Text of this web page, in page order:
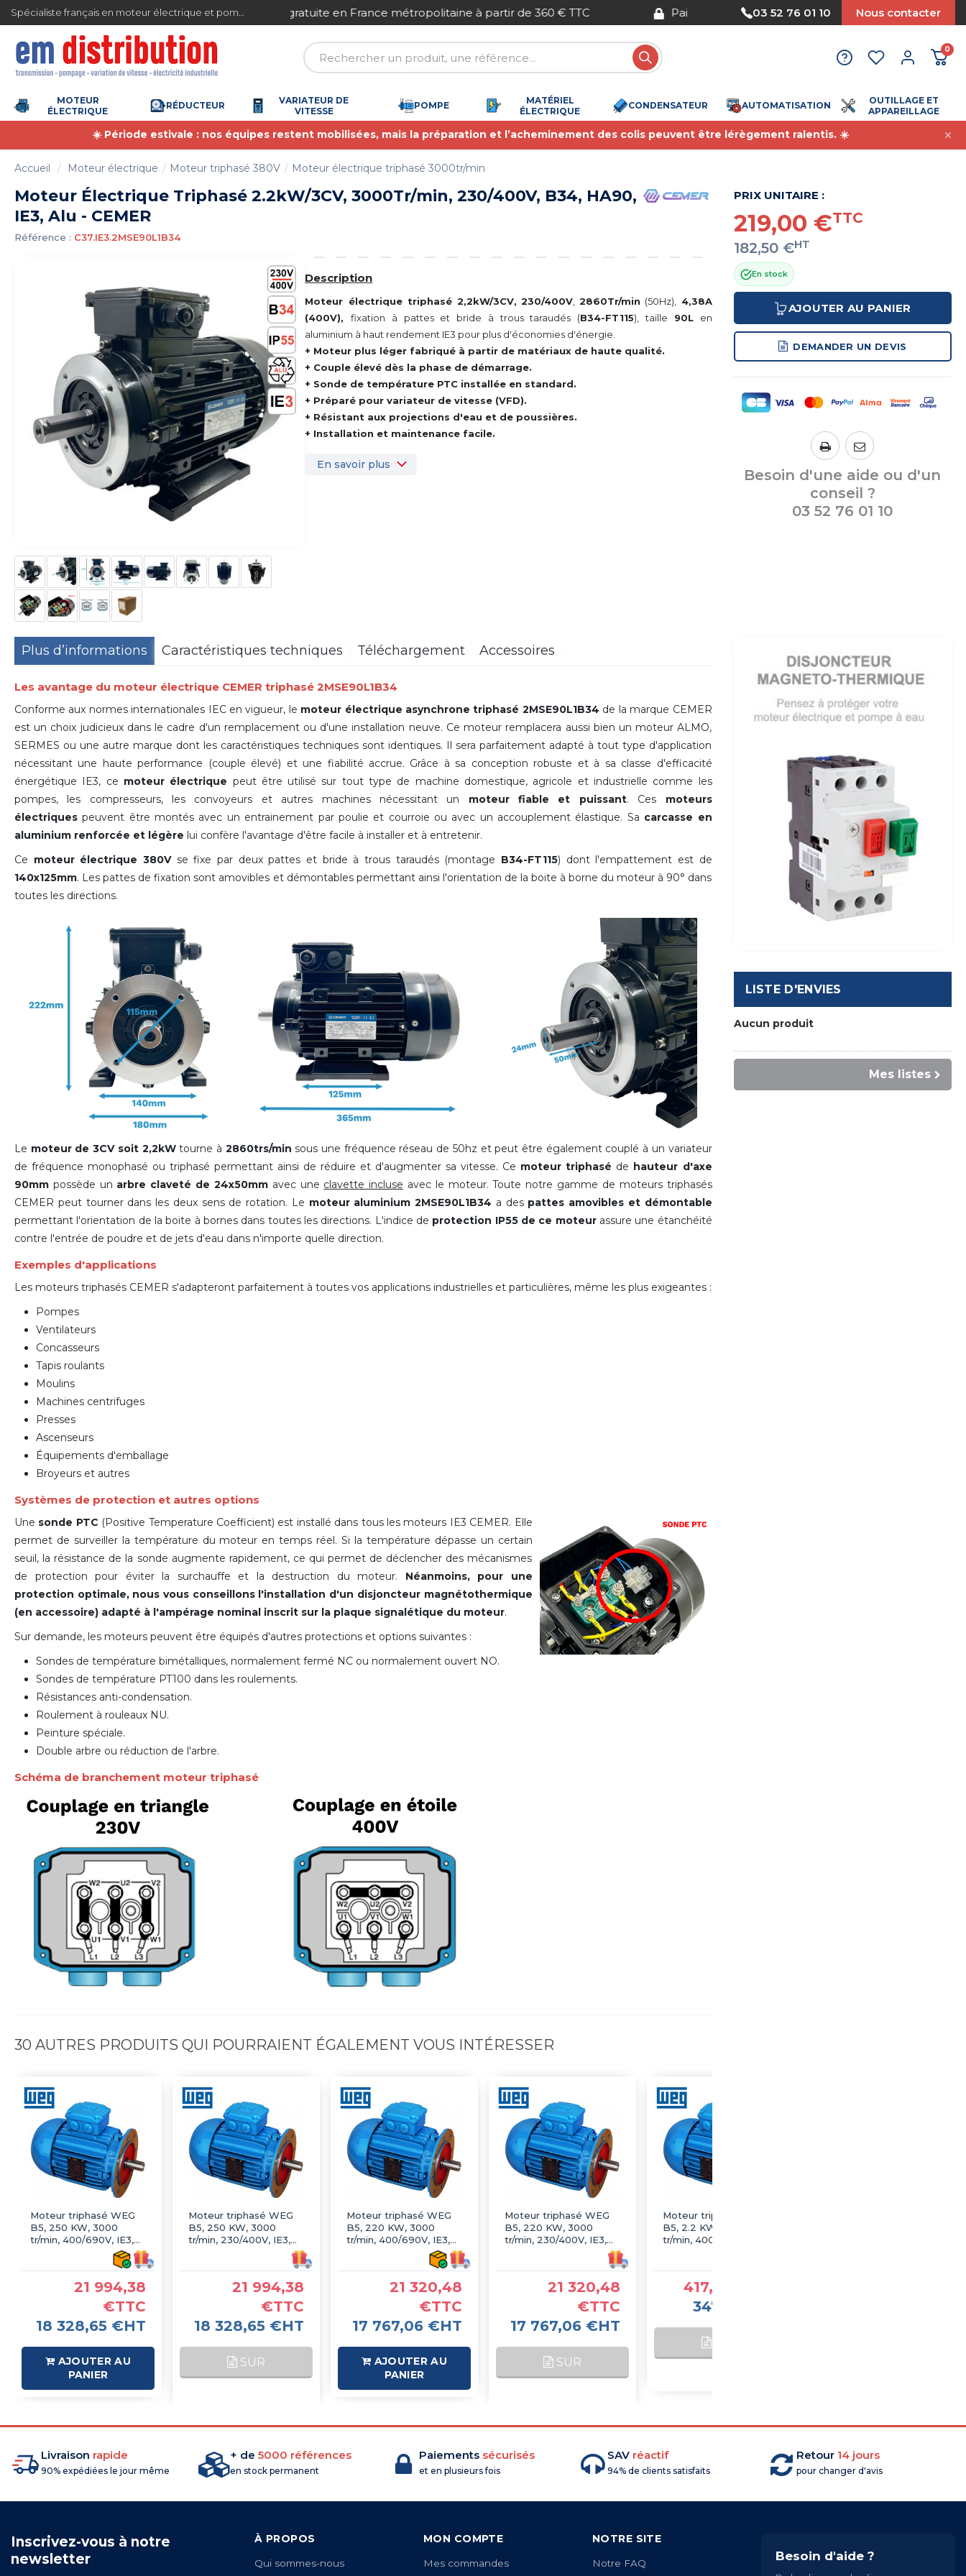
en France métropolitaine à partir de 360 € TTC Paiement sécurisé Nous acceptons le paiement par
03 52 76 01 10 Nous contacter
0
MOTEUR
ÉLECTRIQUE
RÉDUCTEUR
VARIATEUR DE
VITESSE
POMPE
MATÉRIEL
ÉLECTRIQUE
CONDENSATEUR AUTOMATISATION
OUTILLAGE ET
APPAREILLAGE
☀️ Période estivale : nos équipes restent mobilisées, mais la préparation et l’acheminement des colis peuvent être lérègement ralentis. ☀️
Accueil Moteur électrique Moteur triphasé 380V Moteur électrique triphasé 3000tr/min
Moteur Électrique Triphasé 2.2kW/3CV, 3000Tr/min, 230/400V, B34, HA90,
IE3, Alu - CEMER
Référence : C37.IE3.2MSE90L1B34
Description
Moteur électrique triphasé 2,2kW/3CV, 230/400V ,2860Tr/min (50Hz), 4,38A
(400V),fixation à pattes et bride à trous taraudés (B34-FT115), taille 90Len
aluminium à haut rendement IE3 pour plus d'économies d'énergie.
+ Moteur plus léger fabriqué à partir de matériaux de haute qualité.
+ Couple élevé dès la phase de démarrage.
+ Sonde de température PTC installée en standard.
+ Préparé pour variateur de vitesse (VFD).
+ Résistant aux projections d'eau et de poussières.
+ Installation et maintenance facile.
En savoir plus
PRIX UNITAIRE :
219,00 €TTC
182,50 €HT
En stock
AJOUTER AU PANIER
DEMANDER UN DEVIS
Besoin d'une aide ou d'un
conseil ?
03 52 76 01 10
Plus d’informations Caractéristiques techniques Téléchargement Accessoires
Les avantage du moteur électrique CEMER triphasé 2MSE90L1B34
Conforme aux normes internationales IEC en vigueur, le moteur électrique asynchrone triphasé 2MSE90L1B34 de la marque CEMER
est un choix judicieux dans le cadre d'un remplacement ou d'une installation neuve. Ce moteur remplacera aussi bien un moteur ALMO,
SERMES ou une autre marque dont les caractéristiques techniques sont identiques. Il sera parfaitement adapté à tout type d'application
nécessitant une haute performance (couple élevé) et une fiabilité accrue. Grâce à sa conception robuste et à sa classe d'efficacité
énergétique IE3, ce moteur électrique peut être utilisé sur tout type de machine domestique, agricole et industrielle comme les
pompes, les compresseurs, les convoyeurs et autres machines nécessitant un moteur fiable et puissant. Ces moteurs
électriques peuvent être montés avec un entrainement par poulie et courroie ou avec un accouplement élastique. Sa carcasse en
aluminium renforcée et légère lui confère l'avantage d'être facile à installer et à entretenir.
Ce moteur électrique 380Vse fixe par deux pattes et bride à trous taraudés (montage B34-FT115) dont l'empattement est de
140x125mm. Les pattes de fixation sont amovibles et démontables permettant ainsi l'orientation de la boite à borne du moteur à 90° dans
toutes les directions.
Le moteur de 3CV soit 2,2kWtourne à 2860trs/min sous une fréquence réseau de 50hz et peut être également couplé à un variateur
de fréquence monophasé ou triphasé permettant ainsi de réduire et d'augmenter sa vitesse. Ce moteur triphasé de hauteur d'axe
90mm possède un arbre claveté de 24x50mmavec une clavette incluse avec le moteur. Toute notre gamme de moteurs triphasés
CEMER peut tourner dans les deux sens de rotation. Le moteur aluminium 2MSE90L1B34 a des pattes amovibles et démontable
permettant l'orientation de la boite à bornes dans toutes les directions. L'indice de protection IP55 de ce moteurassure une étanchéité
contre l'entrée de poudre et de jets d'eau dans n'importe quelle direction.
Exemples d'applications
Les moteurs triphasés CEMER s'adapteront parfaitement à toutes vos applications industrielles et particulières, même les plus exigeantes :
Pompes
Ventilateurs
Concasseurs
Tapis roulants
Moulins
Machines centrifuges
Presses
Ascenseurs
Équipements d'emballage
Broyeurs et autres
Systèmes de protection et autres options
Une sonde PTC (Positive Temperature Coefficient) est installé dans tous les moteurs IE3 CEMER. Elle
permet de surveiller la température du moteur en temps réel. Si la température dépasse un certain
seuil, la résistance de la sonde augmente rapidement, ce qui permet de déclencher des mécanismes
de protection pour éviter la surchauffe et la destruction du moteur. Néanmoins, pour une
protection optimale, nous vous conseillons l'installation d'un disjoncteur magnétothermique
(en accessoire) adapté à l'ampérage nominal inscrit sur la plaque signalétique du moteur.
Sur demande, les moteurs peuvent être équipés d'autres protections et options suivantes :
Sondes de température bimétalliques, normalement fermé NC ou normalement ouvert NO.
Sondes de température PT100 dans les roulements.
Résistances anti-condensation.
Roulement à rouleaux NU.
Peinture spéciale.
Double arbre ou réduction de l'arbre.
Schéma de branchement moteur triphasé
30 AUTRES PRODUITS QUI POURRAIENT ÉGALEMENT VOUS INTÉRESSER
Moteur triphasé WEG
B5, 250 KW, 3000
tr/min, 400/690V, IE3,
21 994,38
€TTC
18 328,65 €HT
AJOUTER AU
PANIER
Moteur triphasé WEG
B5, 250 KW, 3000
tr/min, 230/400V, IE3,
21 994,38
€TTC
18 328,65 €HT
SUR
Moteur triphasé WEG
B5, 220 KW, 3000
tr/min, 400/690V, IE3,
21 320,48
€TTC
17 767,06 €HT
AJOUTER AU
PANIER
Moteur triphasé WEG
B5, 220 KW, 3000
tr/min, 230/400V, IE3,
21 320,48
€TTC
17 767,06 €HT
SUR
Moteur triphasé WEG
B5, 2.2 KW, 3000
tr/min, 400/690V, IE3,
417,25 €TTC
347,71 €HT
LISTE D'ENVIES
Aucun produit
Mes listes
Livraison rapide
90% expédiées le jour même
+ de 5000 références
en stock permanent
Paiements sécurisés
et en plusieurs fois
SAV réactif
94% de clients satisfaits
Retour 14 jours
pour changer d'avis
Inscrivez-vous à notre
newsletter
À PROPOS
Qui sommes-nous
MON COMPTE
Mes commandes
NOTRE SITE
Notre FAQ Besoin d'aide ?
Gestion des cookies